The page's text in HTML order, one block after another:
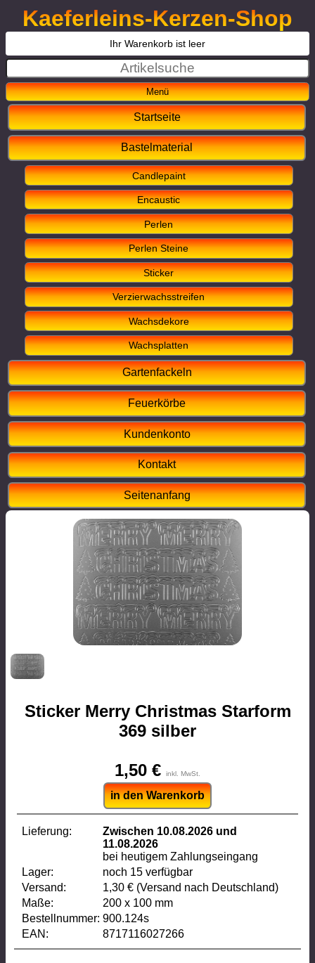
Kaeferleins-Kerzen-Shop
Startseite
Bastelmaterial
Candlepaint
Encaustic
Perlen
Perlen Steine
Sticker
Verzierwachsstreifen
Wachsdekore
Wachsplatten
Gartenfackeln
Feuerkörbe
Kundenkonto
Kontakt
Seitenanfang
Ihr Warenkorb ist leer
Sticker Merry Christmas Starform
369 silber
1,50 € inkl. MwSt.
in den Warenkorb
Lieferung:
Zwischen 10.08.2026 und
11.08.2026
bei heutigem Zahlungseingang
Lager:
noch 15 verfügbar
Versand:
1,30 € (Versand nach Deutschland)
Maße:
200 x 100 mm
Bestellnummer: 900.124s
EAN:
8717116027266